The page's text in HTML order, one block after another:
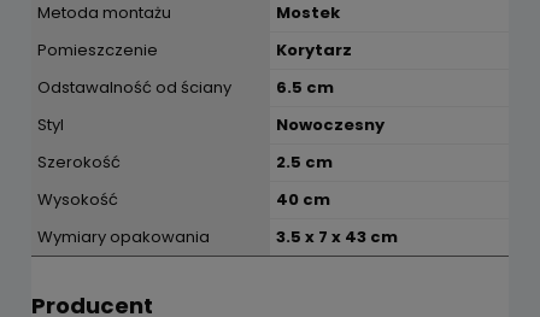
Metoda montażu
Mostek
Pomieszczenie
Korytarz
Odstawalność od ściany
6.5 cm
Styl
Nowoczesny
Szerokość
2.5 cm
Wysokość
40 cm
Wymiary opakowania
3.5 x 7 x 43 cm
Producent